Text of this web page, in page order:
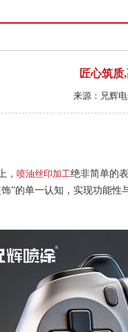
匠心筑质
来源：兄辉
， 喷油丝印加工绝非简单的
”的单一认知，实现功能